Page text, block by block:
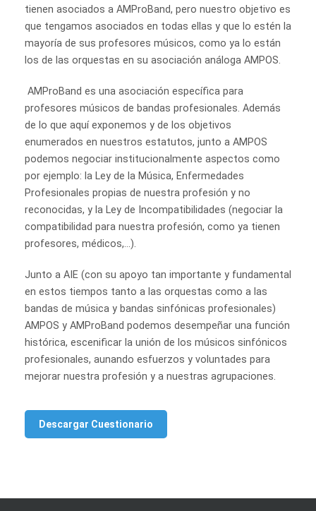
tienen asociados a AMProBand, pero nuestro objetivo es
que tengamos asociados en todas ellas y que lo estén la
mayoría de sus profesores músicos, como ya lo están
los de las orquestas en su asociación análoga AMPOS.
AMProBand es una asociación específica para
profesores músicos de bandas profesionales. Además
de lo que aquí exponemos y de los objetivos
enumerados en nuestros estatutos, junto a AMPOS
podemos negociar institucionalmente aspectos como
por ejemplo: la Ley de la Música, Enfermedades
Profesionales propias de nuestra profesión y no
reconocidas, y la Ley de Incompatibilidades (negociar la
compatibilidad para nuestra profesión, como ya tienen
profesores, médicos,…).
Junto a AIE (con su apoyo tan importante y fundamental
en estos tiempos tanto a las orquestas como a las
bandas de música y bandas sinfónicas profesionales)
AMPOS y AMProBand podemos desempeñar una función
histórica, escenificar la unión de los músicos sinfónicos
profesionales, aunando esfuerzos y voluntades para
mejorar nuestra profesión y a nuestras agrupaciones.
Descargar Cuestionario